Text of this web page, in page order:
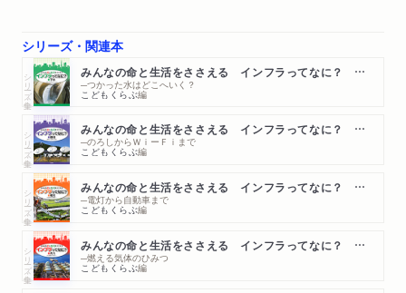
シリーズ・関連本
シリーズ・全集 みんなの命と生活をささえる インフラってなに？ ②下水
─つかった水はどこへいく？
こどもくらぶ編
シリーズ・全集 みんなの命と生活をささえる インフラってなに？ ③通信
─のろしからＷｉーＦｉまで
こどもくらぶ編
シリーズ・全集 みんなの命と生活をささえる インフラってなに？ ④電気
─電灯から自動車まで
こどもくらぶ編
シリーズ・全集 みんなの命と生活をささえる インフラってなに？ ⑤ガス
─燃える気体のひみつ
こどもくらぶ編